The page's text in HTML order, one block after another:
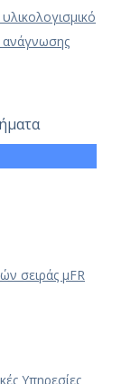
ανάγνωσης
σειράς μFR
Υπηρεσίες